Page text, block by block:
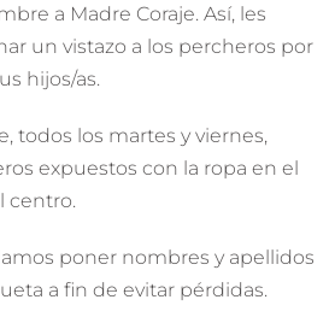
a Madre Coraje. Así, les
un vistazo a los percheros por
hijos/as.
todos los martes y viernes,
expuestos con la ropa en el
centro.
poner nombres y apellidos
a fin de evitar pérdidas.